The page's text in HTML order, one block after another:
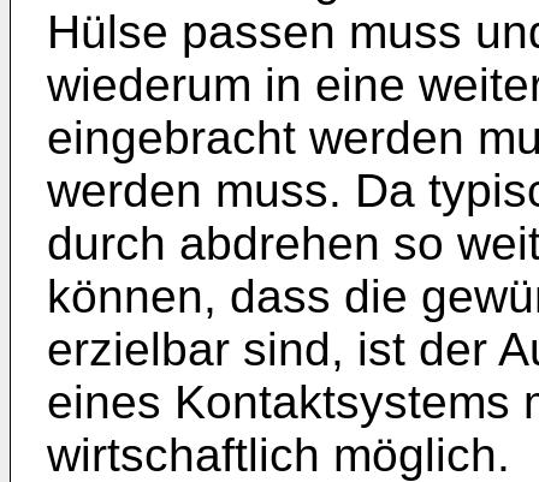
Hülse passen muss
wiederum in eine
eingebracht werden
werden muss. Da
durch abdrehen so
können, dass die
erzielbar sind, ist der
eines Kontaktsystems
wirtschaftlich möglich.